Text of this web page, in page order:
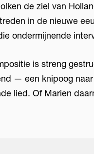
de ziel van
in de nieuwe
ondermijnende
is streng
— een knipoog
lied. Of Marien